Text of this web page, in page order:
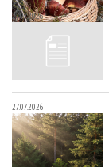
27.07.2026
27.07.2026